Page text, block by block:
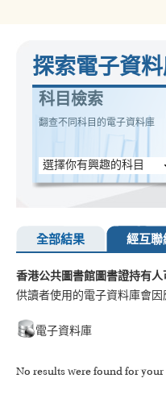
探索電子資
科目檢索
翻查不同科目的電子資料庫
選擇你有興趣的科目
全部結果 經互聯
香港公共圖書館圖書證持有
供讀者使用的電子資料庫會
電子資料庫
No results were found for your